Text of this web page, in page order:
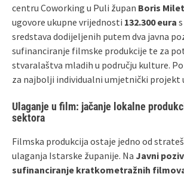
centru Coworking u Puli župan Boris
ugovore ukupne vrijednosti 132.300 eura
sredstava dodijeljenih putem dva javna
sufinanciranje filmske produkcije te za
stvaralaštva mladih u području kulture.
za najbolji individualni umjetnički projekt
Ulaganje u film: jačanje lokalne
sektora
Filmska produkcija ostaje jedno od
ulaganja Istarske županije. Na Javni
sufinanciranje kratkometražnih